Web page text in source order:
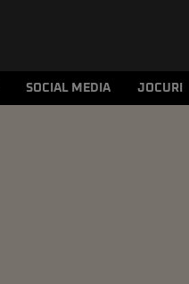
SOCIAL MEDIA JOCURI